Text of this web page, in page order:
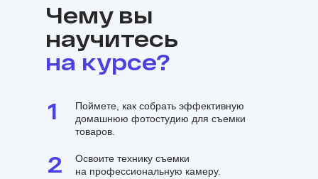
2
1
Чему вы
научитесь
на курсе?
Поймете, как собрать эффективную
домашнюю фотостудию для съемки
товаров.
Освоите технику съемки
на профессиональную камеру.